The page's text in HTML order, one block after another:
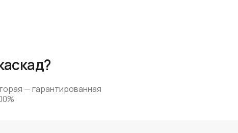
— гарантированная